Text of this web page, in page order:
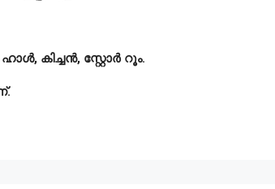
കിച്ചൻ, സ്റ്റോർ റൂം.